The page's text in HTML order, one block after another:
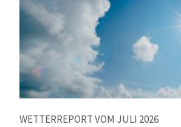
WETTERREPORT VOM JULI 2026